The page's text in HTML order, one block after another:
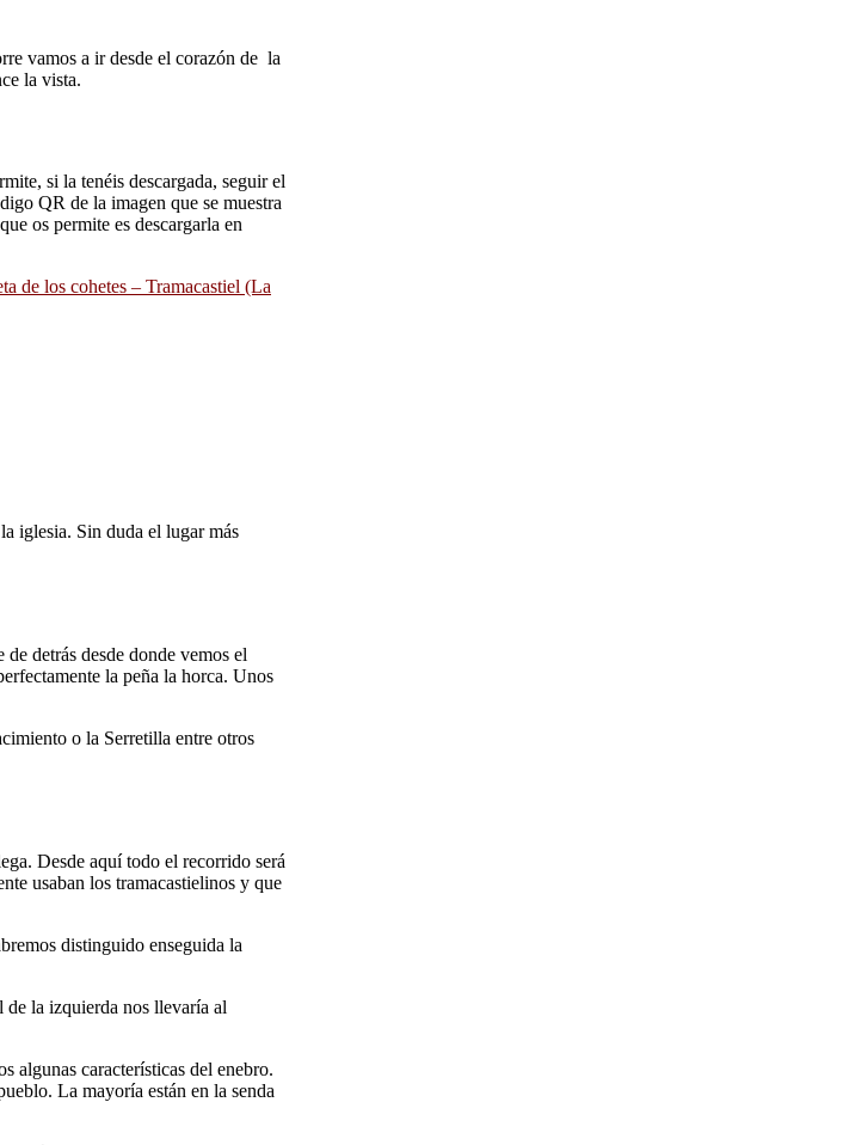
vamos a ir desde el corazón de la
la vista.
si la tenéis descargada, seguir el
QR de la imagen que se muestra
os permite es descargarla en
de los cohetes – Tramacastiel (La
iglesia. Sin duda el lugar más
detrás desde donde vemos el
la peña la horca. Unos
o la Serretilla entre otros
Desde aquí todo el recorrido será
usaban los tramacastielinos y que
distinguido enseguida la
de la izquierda nos llevaría al
algunas características del enebro.
La mayoría están en la senda